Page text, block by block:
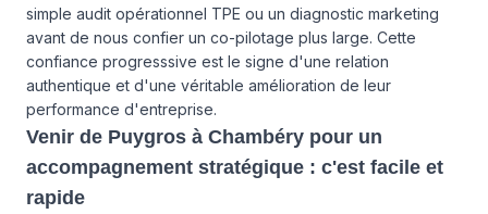
simple audit opérationnel TPE ou un diagnostic marketing
avant de nous confier un co-pilotage plus large. Cette
confiance progresssive est le signe d'une relation
authentique et d'une véritable amélioration de leur
performance d'entreprise.
Venir de Puygros à Chambéry pour un
accompagnement stratégique : c'est facile et
rapide